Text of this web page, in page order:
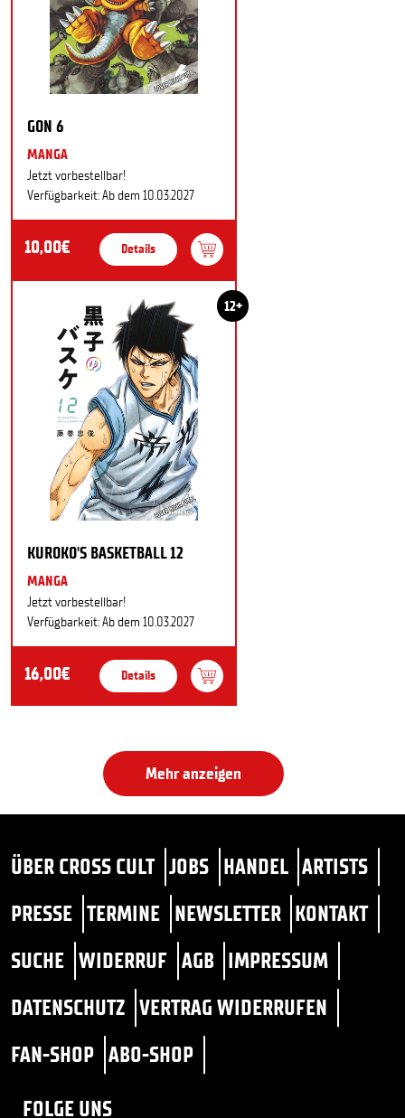
GON 6
MANGA
Jetzt vorbestellbar!
Verfügbarkeit: Ab dem 10.03.2027
10,00€ Details
12+
KUROKO'S BASKETBALL 12
MANGA
Jetzt vorbestellbar!
Verfügbarkeit: Ab dem 10.03.2027
16,00€ Details
Mehr anzeigen
ÜBER CROSS CULT JOBS HANDEL ARTISTS
PRESSE TERMINE NEWSLETTER KONTAKT
SUCHE WIDERRUF AGB IMPRESSUM
DATENSCHUTZ VERTRAG WIDERRUFEN
FAN-SHOP ABO-SHOP
FOLGE UNS